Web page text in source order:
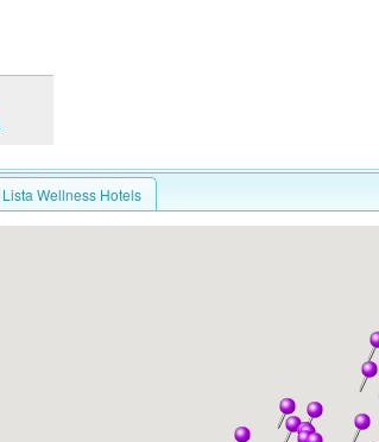
Lista Wellness Hotels